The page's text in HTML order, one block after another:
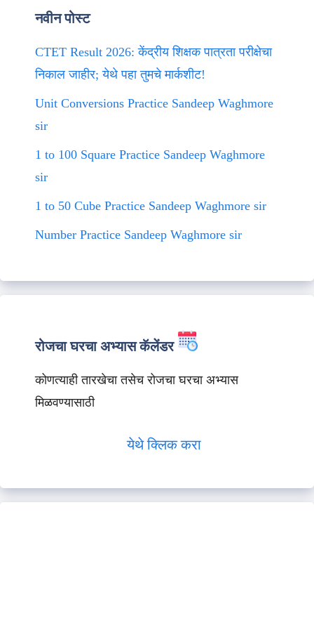
नवीन पोस्ट
CTET Result 2026: केंद्रीय शिक्षक पात्रता परीक्षेचा
निकाल जाहीर; येथे पहा तुमचे मार्कशीट!
Unit Conversions Practice Sandeep Waghmore
sir
1 to 100 Square Practice Sandeep Waghmore
sir
1 to 50 Cube Practice Sandeep Waghmore sir
Number Practice Sandeep Waghmore sir
रोजचा घरचा अभ्यास कॅलेंडर
कोणत्याही तारखेचा तसेच रोजचा घरचा अभ्यास
मिळवण्यासाठी
येथे क्लिक करा